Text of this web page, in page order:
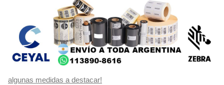
algunas medidas a destacar!